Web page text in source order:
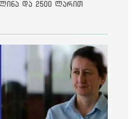
და 2500 ლარით